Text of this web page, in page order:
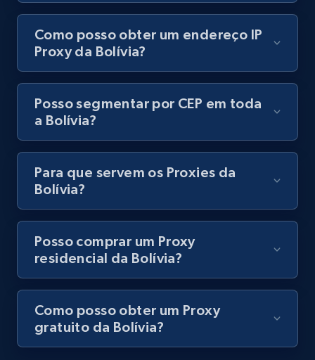
Como posso obter um endereço IP
Proxy da Bolívia?
Posso segmentar por CEP em toda
a Bolívia?
Para que servem os Proxies da
Bolívia?
Posso comprar um Proxy
residencial da Bolívia?
Como posso obter um Proxy
gratuito da Bolívia?